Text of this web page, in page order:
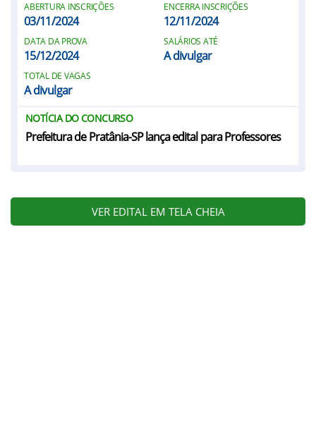
ABERTURA INSCRIÇÕES
03/11/2024
ENCERRA INSCRIÇÕES
12/11/2024
DATA DA PROVA
15/12/2024
SALÁRIOS ATÉ
A divulgar
TOTAL DE VAGAS
A divulgar
NOTÍCIA DO CONCURSO
Prefeitura de Pratânia-SP lança edital para Professores
VER EDITAL EM TELA CHEIA